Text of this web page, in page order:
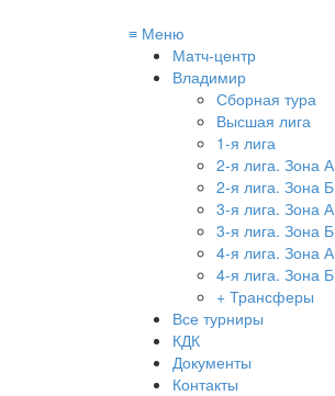
≡ Меню
Матч-центр
Владимир
Сборная тура
Высшая лига
1-я лига
2-я лига. Зона А
2-я лига. Зона Б
3-я лига. Зона А
3-я лига. Зона Б
4-я лига. Зона А
4-я лига. Зона Б
+ Трансферы
Все турниры
КДК
Документы
Контакты